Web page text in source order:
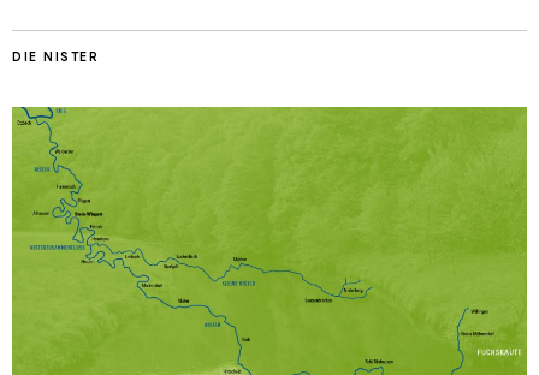
DIE NISTER